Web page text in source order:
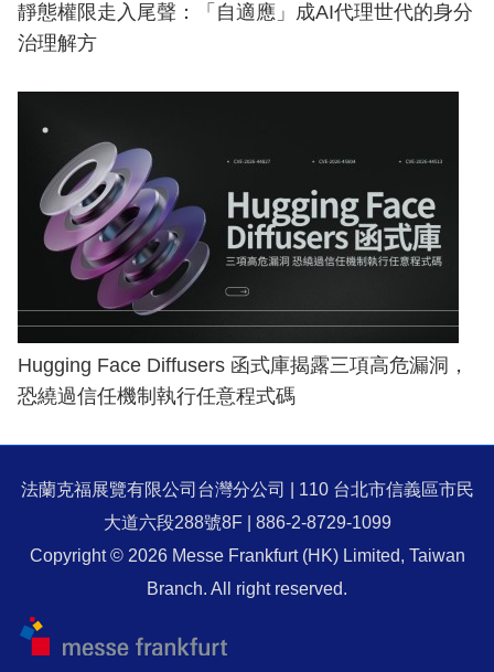
靜態權限走入尾聲：「自適應」成AI代理世代的身分
治理解方
Hugging Face Diffusers 函式庫揭露三項高危漏洞，
恐繞過信任機制執行任意程式碼
法蘭克福展覽有限公司台灣分公司 | 110 台北市信義區市民
大道六段288號8F | 886-2-8729-1099
Copyright © 2026 Messe Frankfurt (HK) Limited, Taiwan
Branch. All right reserved.